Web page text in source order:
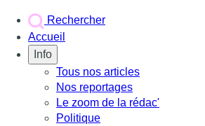
Rechercher
Accueil
Info
Tous nos articles
Nos reportages
Le zoom de la rédac'
Politique